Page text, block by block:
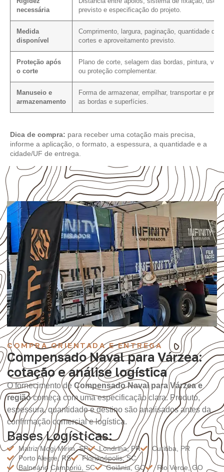
necessária
previsto e especificação do projeto.
Medida
disponível
Comprimento, largura, paginação, quantidade de
cortes e aproveitamento previsto.
Proteção após
o corte
Plano de corte, selagem das bordas, pintura,
ou proteção complementar.
Manuseio e
armazenamento
Forma de armazenar, empilhar, transportar e
as bordas e superfícies.
Dica de compra: para receber uma cotação mais precisa,
informe a aplicação, o formato, a espessura, a quantidade e a
cidade/UF de entrega.
COMPRA ORIENTADA E ENTREGA
Compensado Naval para Várzea:
cotação e análise logística
O fornecimento de Compensado Naval para Várzea e
regiãocomeça com uma especificação clara. Produto,
espessura, quantidade e destino são analisados antes da
confirmação comercial e logística.
Bases Logísticas:
Matriz Mogi Mirim, SP Londrina, PR
Curitiba, PR
Porto Alegre, RS
Florianópolis, SC
Balneário Camboriú, SC
Goiânia, GO
Rio Verde, GO